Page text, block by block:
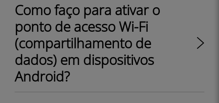
Como faço para ativar o
ponto de acesso Wi-Fi
(compartilhamento de
dados) em dispositivos
Android?